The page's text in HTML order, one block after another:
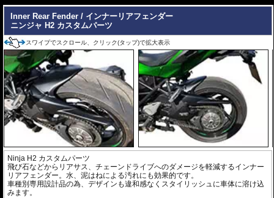
Inner Rear Fender / インナーリアフェンダー
ニンジャ H2 カスタムパーツ
スワイプでスクロール、クリック(タップ)で拡大表示
Ninja H2 カスタムパーツ
飛び石などからリアサス、チェーンドライブへのダメージを軽減するインナー
リアフェンダー。水、泥はねによる汚れにも効果的です。
車種別専用設計品の為、デザインも違和感なくスタイリッシュに車体に溶け込
みます。